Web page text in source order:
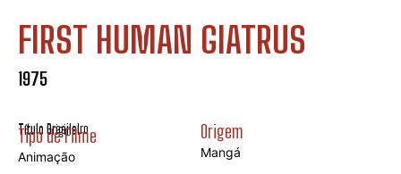
FIRST HUMAN GIATRUS
1975
Título Original
Título Brasileiro
Tipo de Filme
Animação
Origem
Mangá